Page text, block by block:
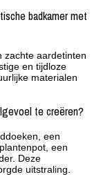
badkamer met
zachte aardetinten
en tijdloze
materialen
te creëren?
een
een
Deze
uitstraling.